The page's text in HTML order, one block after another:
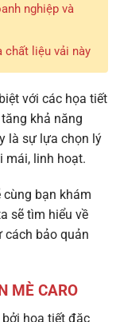
nghiệp và
chất liệu vải này
với các họa tiết
khả năng
là sự lựa chọn lý
mái, linh hoạt.
cùng bạn khám
sẽ tìm hiểu về
cách bảo quản
MÈ CARO
họa tiết đặc